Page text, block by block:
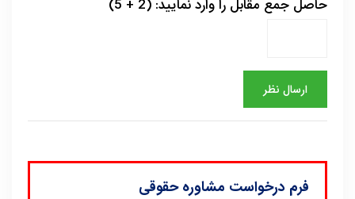
حاصل جمع مقابل را وارد نمایید: (2 + 5)
فرم درخواست مشاوره حقوقی